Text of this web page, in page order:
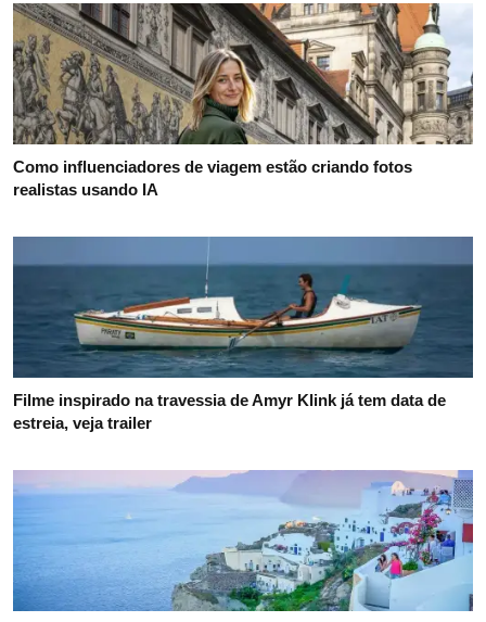
Como influenciadores de viagem estão criando fotos
realistas usando IA
Filme inspirado na travessia de Amyr Klink já tem data de
estreia, veja trailer